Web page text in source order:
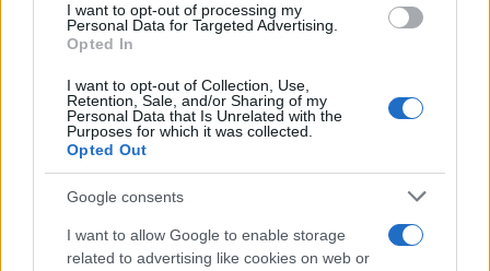
consent section.
I want to opt-out of processing my
Personal Data for Targeted Advertising.
Opted In
I want to opt-out of Collection, Use,
Retention, Sale, and/or Sharing of my
Personal Data that Is Unrelated with the
Purposes for which it was collected.
Opted Out
Google consents
I want to allow Google to enable storage
related to advertising like cookies on web or